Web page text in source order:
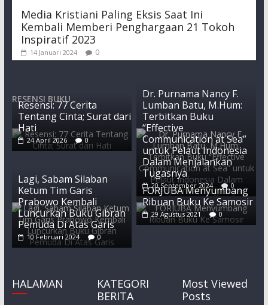
Media Kristiani Paling Eksis Saat Ini
Kembali Memberi Penghargaan 21 Tokoh
Inspiratif 2023
14 Januari 2024 0
RESENSI BUKU
Resensi: 77 Cerita
Tentang Cinta; Surat dari
Hati
24 April 2026 0
Dr. Purnama Nancy F.
Lumban Batu, M.Hum:
Terbitkan Buku
“Effective
Communication at Sea”
untuk Pelaut Indonesia
Dalam Menjalankan
Tugasnya
20 September 2024 0
Lagi, Sabam Silaban
Ketum Tim Garis
Prabowo Kembali
Luncurkan Buku Gibran
Pemuda Di Atas Garis
10 Februari 2024 0
FORJUBA Menyumbang
Ribuan Buku Ke Samosir
29 Agustus 2021 0
HALAMAN
KATEGORI
BERITA
Most Viewed
Posts